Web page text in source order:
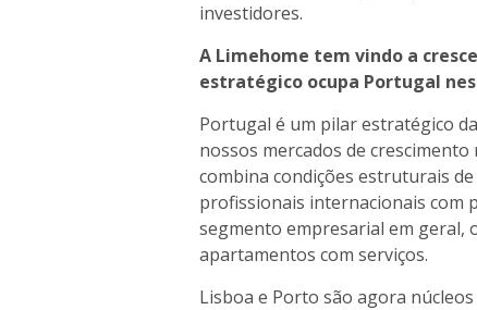
investidores.
A Limehome tem vindo a
estratégico ocupa Portugal
Portugal é um pilar estratégico
nossos mercados de
combina condições estruturais
profissionais internacionais com
segmento empresarial em geral,
apartamentos com serviços.
Lisboa e Porto são agora